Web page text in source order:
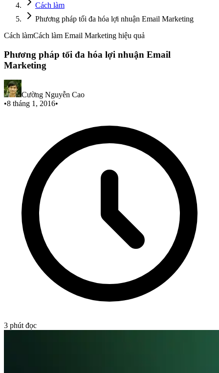
Cách làm
Phương pháp tối đa hóa lợi nhuận Email Marketing
Cách làmCách làm Email Marketing hiệu quả
Phương pháp tối đa hóa lợi nhuận Email
Marketing
Cường Nguyễn Cao
•8 tháng 1, 2016•
3 phút đọc